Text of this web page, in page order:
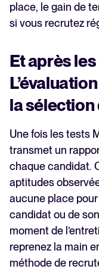
place, le gain de
si vous recrutez
Et après
la
Une fois les tests
transmet un
chaque candidat.
aptitudes
aucune place
candidat ou de
moment de
reprenez la main
méthode de